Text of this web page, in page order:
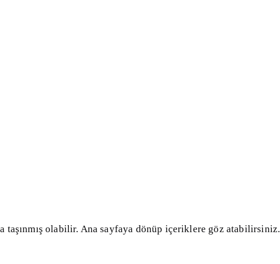
taşınmış olabilir. Ana sayfaya dönüp içeriklere göz atabilirsiniz.